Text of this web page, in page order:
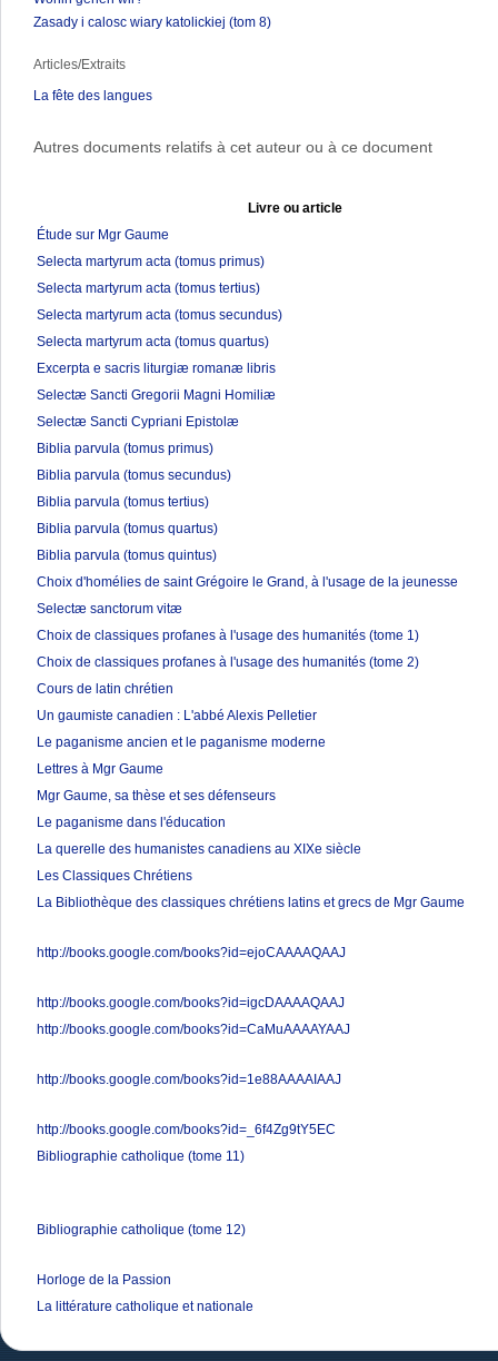
Zasady i calosc wiary katolickiej (tom 8)
Articles/Extraits
La fête des langues
Autres documents relatifs à cet auteur ou à ce document
Livre ou article
Étude sur Mgr Gaume
Selecta martyrum acta (tomus primus)
Selecta martyrum acta (tomus tertius)
Selecta martyrum acta (tomus secundus)
Selecta martyrum acta (tomus quartus)
Excerpta e sacris liturgiæ romanæ libris
Selectæ Sancti Gregorii Magni Homiliæ
Selectæ Sancti Cypriani Epistolæ
Biblia parvula (tomus primus)
Biblia parvula (tomus secundus)
Biblia parvula (tomus tertius)
Biblia parvula (tomus quartus)
Biblia parvula (tomus quintus)
Choix d'homélies de saint Grégoire le Grand, à l'usage de la jeunesse
Selectæ sanctorum vitæ
Choix de classiques profanes à l'usage des humanités (tome 1)
Choix de classiques profanes à l'usage des humanités (tome 2)
Cours de latin chrétien
Un gaumiste canadien : L'abbé Alexis Pelletier
Le paganisme ancien et le paganisme moderne
Lettres à Mgr Gaume
Mgr Gaume, sa thèse et ses défenseurs
Le paganisme dans l'éducation
La querelle des humanistes canadiens au XIXe siècle
Les Classiques Chrétiens
La Bibliothèque des classiques chrétiens latins et grecs de Mgr Gaume
http://books.google.com/books?id=ejoCAAAAQAAJ
http://books.google.com/books?id=igcDAAAAQAAJ
http://books.google.com/books?id=CaMuAAAAYAAJ
http://books.google.com/books?id=1e88AAAAIAAJ
http://books.google.com/books?id=_6f4Zg9tY5EC
Bibliographie catholique (tome 11)
Bibliographie catholique (tome 12)
Horloge de la Passion
La littérature catholique et nationale